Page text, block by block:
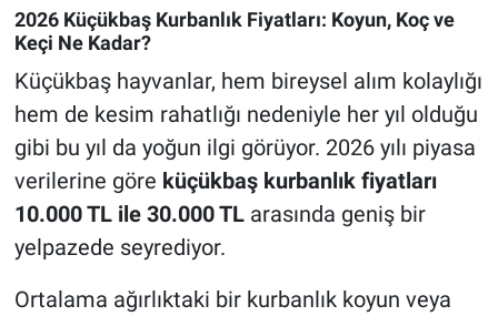
2026 Küçükbaş Kurbanlık Fiyatları: Koyun, Koç ve
Keçi Ne Kadar?
Küçükbaş hayvanlar, hem bireysel alım kolaylığı
hem de kesim rahatlığı nedeniyle her yıl olduğu
gibi bu yıl da yoğun ilgi görüyor. 2026 yılı piyasa
verilerine göre küçükbaş kurbanlık fiyatları
10.000 TL ile 30.000 TLarasında geniş bir
yelpazede seyrediyor.
Ortalama ağırlıktaki bir kurbanlık koyun veya